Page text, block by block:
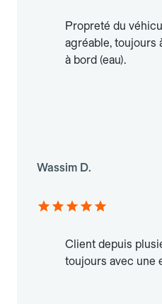
Propreté du
agréable, toujours
à bord (eau).
Wassim D.
Client depuis
toujours avec une